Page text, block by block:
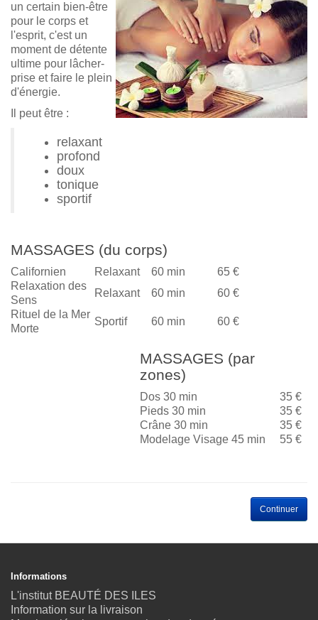
un certain bien-être
pour le corps et
l'esprit, c'est un
moment de détente
ultime pour lâcher-
prise et faire le plein
d'énergie.
Il peut être :
relaxant
profond
doux
tonique
sportif
MASSAGES (du corps)
Californien Relaxant 60 min
65 €
Relaxation des
Sens
Relaxant 60 min
60 €
Rituel de la Mer
Morte
Sportif 60 min 60 €
MASSAGES (par
zones)
Dos 30 min
35 €
Pieds 30 min
35 €
Crâne 30 min
35 €
Modelage Visage 45 min
55 €
Continuer
Informations
L'institut BEAUTÉ DES ILES
Information sur la livraison